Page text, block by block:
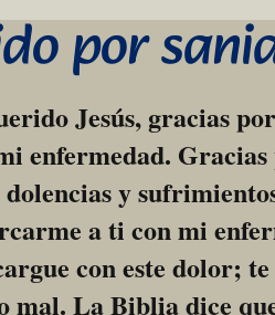
por
Jesús, gracias
enfermedad.
y
a ti con mi
con este dolor;
mal. La Biblia dice